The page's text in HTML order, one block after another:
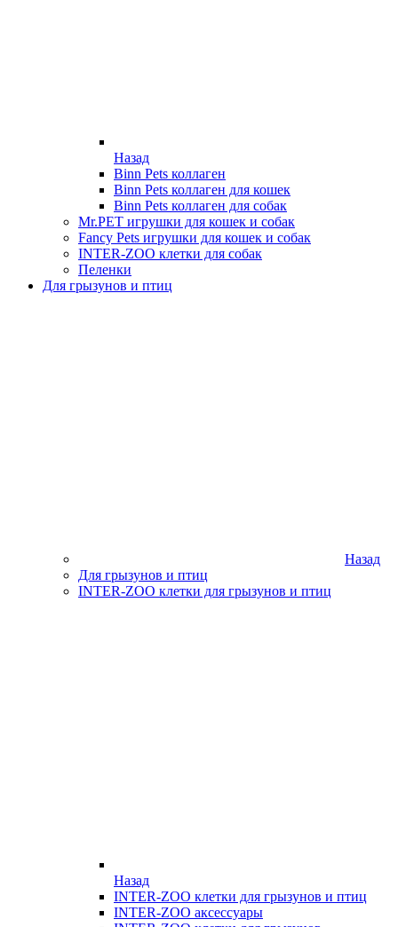
Назад
Binn Pets коллаген
Binn Pets коллаген для кошек
Binn Pets коллаген для собак
Mr.PET игрушки для кошек и собак
Fancy Pets игрушки для кошек и собак
INTER-ZOO клетки для собак
Пеленки
Для грызунов и птиц
Назад
Для грызунов и птиц
INTER-ZOO клетки для грызунов и птиц
Назад
INTER-ZOO клетки для грызунов и птиц
INTER-ZOO аксессуары